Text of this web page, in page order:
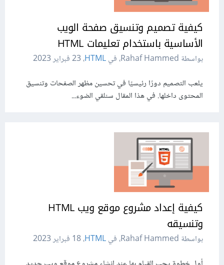
كيفية تصميم وتنسيق صفحة الويب
الأساسية باستخدام تعليمات HTML
بواسطة Rahaf Hammed، في HTML،23 فبراير 2023
يلعب التصميم دورًا رئيسيًا في تحسين مظهر الصفحات وتنسيق
المحتوى داخلها. في هذا المقال سنلقي الضوء...
كيفية إعداد مشروع موقع ويب HTML
وتنسيقه
بواسطة Rahaf Hammed، في HTML،18 فبراير 2023